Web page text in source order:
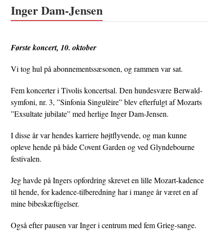
Inger Dam-Jensen
Første koncert, 10. oktober
Vi tog hul på abonnementssæsonen, og rammen var sat.
Fem koncerter i Tivolis koncertsal. Den hundesvære Berwald-
symfoni, nr. 3, ”Sinfonia Singulèire” blev efterfulgt af Mozarts
”Exsultate jubilate” med herlige Inger Dam-Jensen.
I disse år var hendes karriere højtflyvende, og man kunne
opleve hende på både Covent Garden og ved Glyndebourne
festivalen.
Jeg havde på Ingers opfordring skrevet en lille Mozart-kadence
til hende, for kadence-tilberedning har i mange år været en af
mine bibeskæftigelser.
Også efter pausen var Inger i centrum med fem Grieg-sange.